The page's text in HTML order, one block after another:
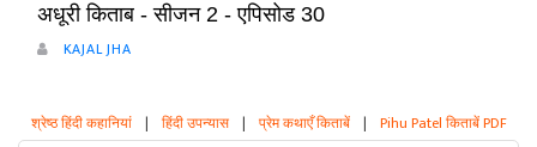
अधूरी किताब - सीजन 2 - एपिसोड 30
KAJAL JHA
श्रेष्ठ हिंदी कहानियां | हिंदी उपन्यास | प्रेम कथाएँ किताबें | Pihu Patel किताबें PDF